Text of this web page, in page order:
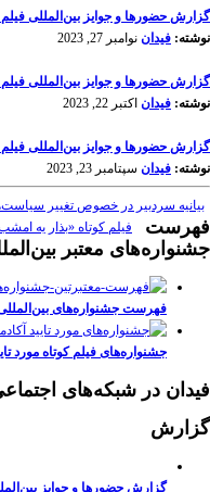
گزارش حضورها و جوایز بین‌المللی فیلم
نوشته: فیدان نوامبر 27, 2023
گزارش حضورها و جوایز بین‌المللی فیلم
نوشته: فیدان اکتبر 22, 2023
گزارش حضورها و جوایز بین‌المللی فیلم
نوشته: فیدان سپتامبر 23, 2023
بیانیه سردبیر در خصوص تغییر
فیلم کوتاه «بذار یه
فهرست
جشنواره‌های معتبر
فهرست جشنواره‌های بین‌المللی
جشنواره‌های فیلم کوتاه مورد
فیدان در شبکه‌های
گزارش
گزارش حضورها و جوایز بین‌المللی